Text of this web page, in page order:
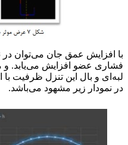
فشاری عضو افزایش می‌یابد.
لبه‌ای و بال این تنزل ظرفیت
در نمودار زیر مشهود می‌باشد.